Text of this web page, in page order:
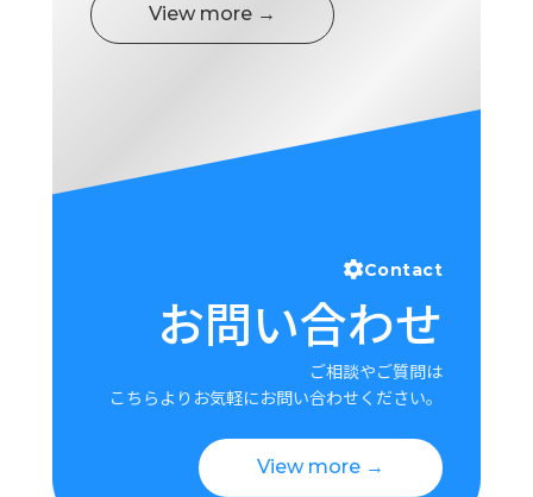
View more →
Contact
お問い合わせ
ご相談やご質問は
こちらよりお気軽にお問い合わせください。
View more →